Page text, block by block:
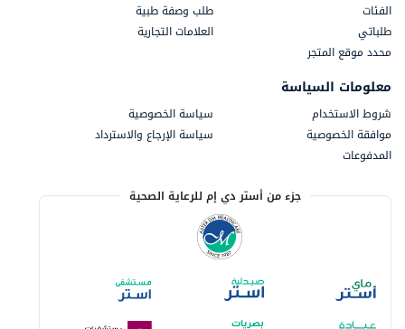
الفئات
طلب وصفة طبية
طلباتي
العلامات التجارية
محدد موقع المتجر
معلومات السياسة
شروط الاستخدام
سياسة الخصوصية
موافقة الخصوصية
سياسة الإرجاع والاسترداد
المدفوعات
جزء من أستر دي إم للرعاية الصحية